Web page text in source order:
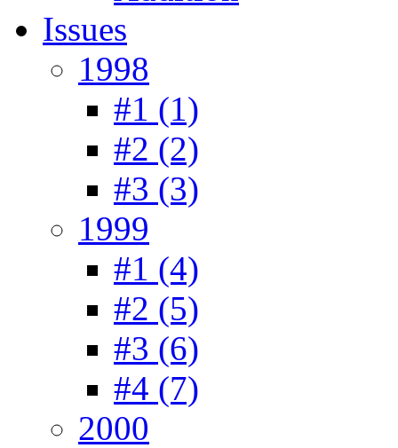
Issues
1998
#1 (1)
#2 (2)
#3 (3)
1999
#1 (4)
#2 (5)
#3 (6)
#4 (7)
2000